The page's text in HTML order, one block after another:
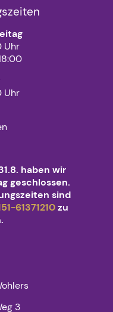
Uhr
Uhr
haben wir
geschlossen.
sind
61371210zu
3